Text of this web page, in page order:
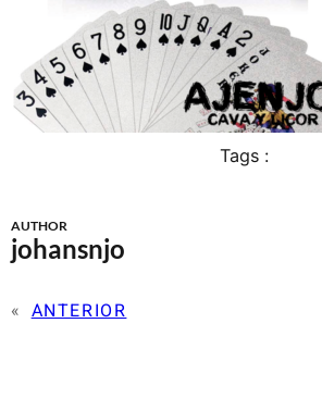
Tags :
AUTHOR
johansnjo
« ANTERIOR